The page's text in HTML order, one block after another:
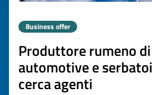
Business offer
Produttore rumeno
automotive e
cerca agenti